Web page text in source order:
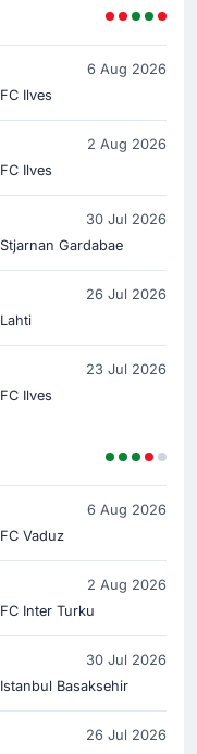
6 Aug 2026
FC Ilves
2 Aug 2026
FC Ilves
30 Jul 2026
Stjarnan Gardabae
26 Jul 2026
Lahti
23 Jul 2026
FC Ilves
6 Aug 2026
FC Vaduz
2 Aug 2026
FC Inter Turku
30 Jul 2026
Istanbul Basaksehir
26 Jul 2026